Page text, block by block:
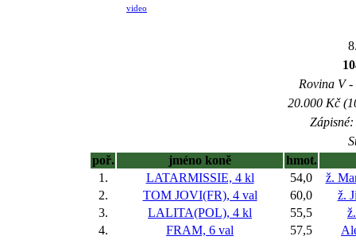
video
Rovina V
20.000 Kč
poř.
jméno koně
hmot.
1.
LATARMISSIE, 4 kl 54,0
ž.
2.
TOM JOVI(FR), 4 val 60,0
ž.
3.
LALITA(POL), 4 kl 55,5
4.
FRAM, 6 val 57,5